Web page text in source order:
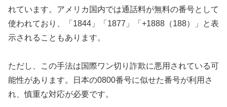
れています。アメリカ国内では通話料が無料の番号として
使われており、「1844」「1877」「+1888（188）」と表
示されることもあります。
ただし、この手法は国際ワン切り詐欺に悪用されている可
能性があります。日本の0800番号に似せた番号が利用さ
れ、慎重な対応が必要です。